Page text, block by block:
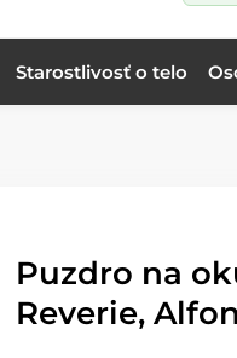
Starostlivosť o telo
Puzdro na
Reverie,